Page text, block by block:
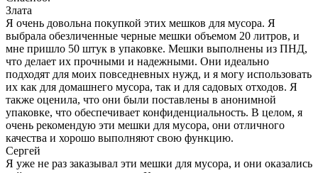
Злата
Я очень довольна покупкой этих мешков для мусора. Я
выбрала обезличенные черные мешки объемом 20 литров, и
мне пришло 50 штук в упаковке. Мешки выполнены из ПНД,
что делает их прочными и надежными. Они идеально
подходят для моих повседневных нужд, и я могу использовать
их как для домашнего мусора, так и для садовых отходов. Я
также оценила, что они были поставлены в анонимной
упаковке, что обеспечивает конфиденциальность. В целом, я
очень рекомендую эти мешки для мусора, они отличного
качества и хорошо выполняют свою функцию.
Сергей
Я уже не раз заказывал эти мешки для мусора, и они оказались